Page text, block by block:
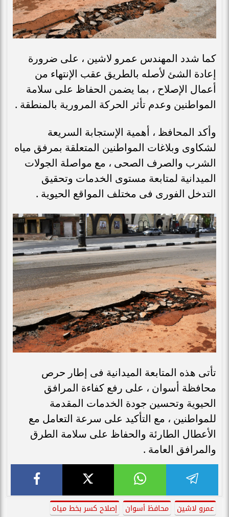
كما شدد المهندس عمرو لاشين ، على ضرورة
إعادة الشئ لأصله بالطريق عقب الإنتهاء من
أعمال الإصلاح ، بما يضمن الحفاظ على سلامة
المواطنين وعدم تأثر الحركة المرورية بالمنطقة .
وأكد المحافظ ، أهمية الإستجابة السريعة
لشكاوى وبلاغات المواطنين المتعلقة بمرفق مياه
الشرب والصرف الصحى ، مع مواصلة الجولات
الميدانية لمتابعة مستوى الخدمات وتحقيق
التدخل الفورى فى مختلف المواقع الحيوية .
تأتى هذه المتابعة الميدانية فى إطار حرص
محافظة أسوان ، على رفع كفاءة المرافق
الحيوية وتحسين جودة الخدمات المقدمة
للمواطنين ، مع التأكيد على سرعة التعامل مع
الأعطال الطارئة والحفاظ على سلامة الطرق
والمرافق العامة .
عمرو لاشين محافظ أسوان إصلاح كسر بخط مياه